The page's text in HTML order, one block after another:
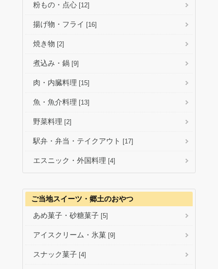
粉もの・点心 [12]
揚げ物・フライ [16]
焼き物 [2]
煮込み・鍋 [9]
肉・内臓料理 [15]
魚・魚介料理 [13]
野菜料理 [2]
駅弁・弁当・テイクアウト [17]
エスニック・外国料理 [4]
ご当地スイーツ・郷土のおやつ
あめ菓子・砂糖菓子 [5]
アイスクリーム・氷菓 [9]
スナック菓子 [4]